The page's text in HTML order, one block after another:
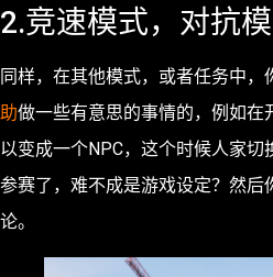
2.竞速模式，对抗
同样，在其他模式，或者任务中，
助做一些有意思的事情的，例如在
以变成一个NPC，这个时候人家切
参赛了，难不成是游戏设定？然后
论。